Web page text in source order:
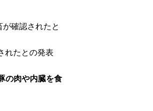
確認されたと
れたとの発表
の肉や内臓を食